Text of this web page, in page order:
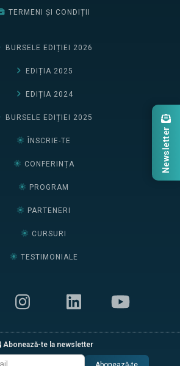
TERMENI ȘI CONDIȚII
BURSELE EDIȚIEI 2026
EDIȚIA 2025
EDIȚIA 2024
BURSELE EDIȚIEI 2025
ÎNSCRIE-TE
CONFERINȚA
PROGRAM
PARTENERI
CURSURI
TESTIMONIALE
Abonează-te la newsletter
Newsletter